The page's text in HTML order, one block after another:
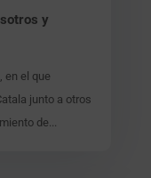
y
en el que
junto a otros
de...